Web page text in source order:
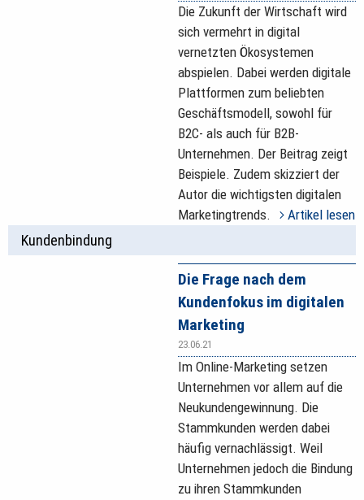
Die Zukunft der Wirtschaft wird
sich vermehrt in digital
vernetzten Ökosystemen
abspielen. Dabei werden digitale
Plattformen zum beliebten
Geschäftsmodell, sowohl für
B2C- als auch für B2B-
Unternehmen. Der Beitrag zeigt
Beispiele. Zudem skizziert der
Autor die wichtigsten digitalen
Marketingtrends.
Artikel lesen
Kundenbindung
Die Frage nach dem
Kundenfokus im digitalen
Marketing
23.06.21
Im Online-Marketing setzen
Unternehmen vor allem auf die
Neukundengewinnung. Die
Stammkunden werden dabei
häufig vernachlässigt. Weil
Unternehmen jedoch die Bindung
zu ihren Stammkunden